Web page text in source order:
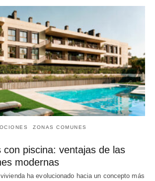
ZONAS COMUNES
con piscina: ventajas de las
modernas
ha evolucionado hacia un concepto más